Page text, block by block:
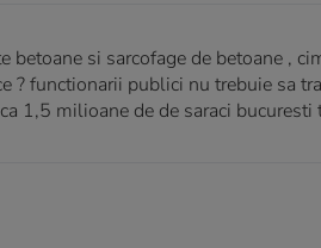
si sarcofage de betoane ,
? functionarii publici nu trebuie sa
1,5 milioane de de saraci